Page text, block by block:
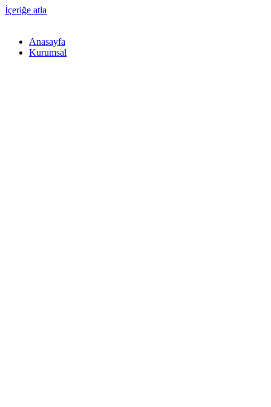
İçeriğe atla
Anasayfa
Kurumsal